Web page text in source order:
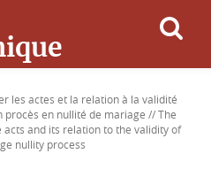
les actes et la relation à la validité
en nullité de mariage // The
and its relation to the validity of
nullity process